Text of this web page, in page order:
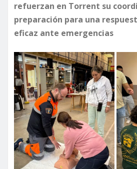
refuerzan en Torrent su
preparación para una
eficaz ante emergencias